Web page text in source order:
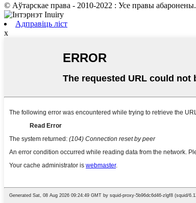
© Аўтарскае права - 2010-2022 : Усе правы абаронены.
Адправіць ліст
x